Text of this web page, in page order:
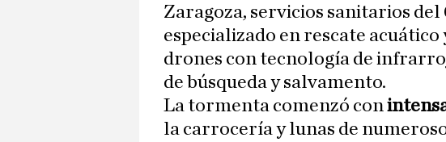
Zaragoza, servicios sanitarios del
especializado en rescate acuático
drones con tecnología de
de búsqueda y salvamento.
La tormenta comenzó con
la carrocería y lunas de